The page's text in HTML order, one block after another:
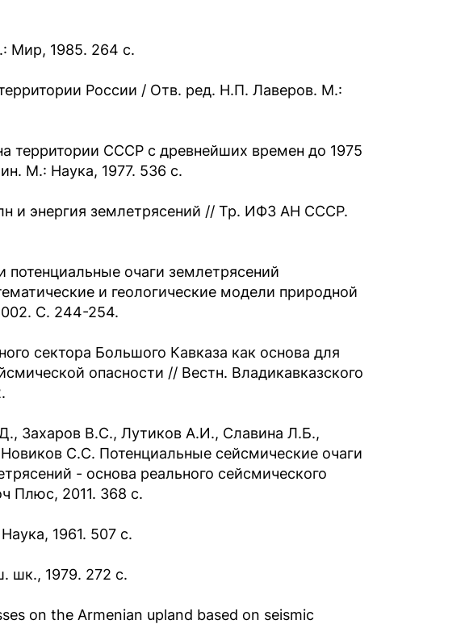
Мир, 1985. 264 с.
России / Отв. ред. Н.П. Лаверов. М.:
территории СССР с древнейших времен до 1975
М.: Наука, 1977. 536 с.
и энергия землетрясений // Тр. ИФЗ АН СССР.
очаги землетрясений
и геологические модели природной
С. 244-254.
сектора Большого Кавказа как основа для
опасности // Вестн. Владикавказского
Захаров В.С., Лутиков А.И., Славина Л.Б.,
С.С. Потенциальные сейсмические очаги
- основа реального сейсмического
Плюс, 2011. 368 c.
1961. 507 c.
шк., 1979. 272 c.
on the Armenian upland based on seismic